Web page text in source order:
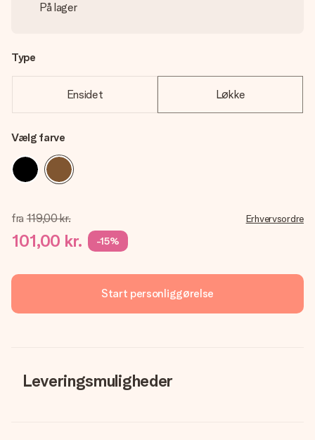
På lager
Type
Ensidet Løkke
Vælg farve
fra 119,00 kr.
101,00 kr. -15%
Erhvervsordre
Start personliggørelse
Leveringsmuligheder